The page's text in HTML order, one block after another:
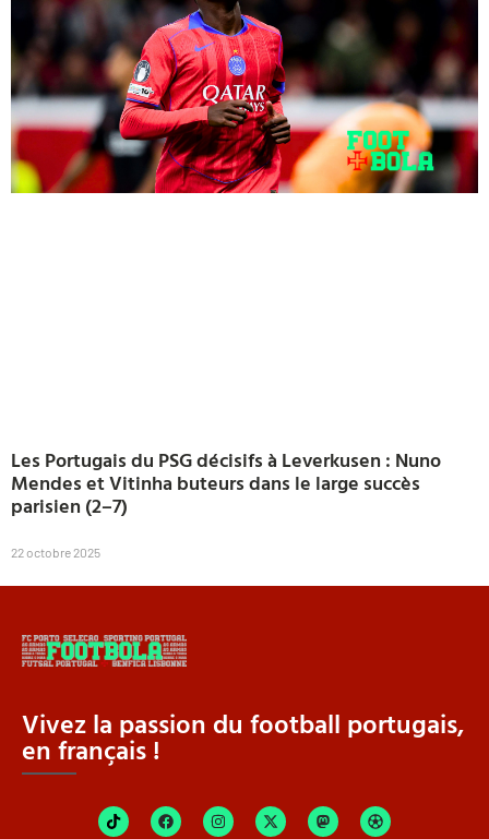
Les Portugais du PSG décisifs à Leverkusen : Nuno
Mendes et Vitinha buteurs dans le large succès
parisien (2–7)
22 octobre 2025
Vivez la passion du football portugais,
en français !